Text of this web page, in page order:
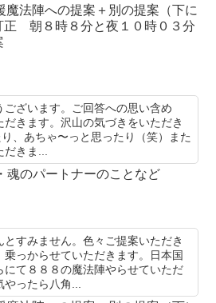
魔法陣への提案＋別の提案（下に
朝８時８分と夜１０時０３分
ざいます。ご回答への思い含め
きます。沢山の気づきをいただき
り、あちゃ〜っと思ったり（笑）また
だきま...
魂のパートナーのことなど
すみません。色々ご提案いただき
っからせていただきます。日本国
て８８８の魔法陣やらせていただ
ったら八角...